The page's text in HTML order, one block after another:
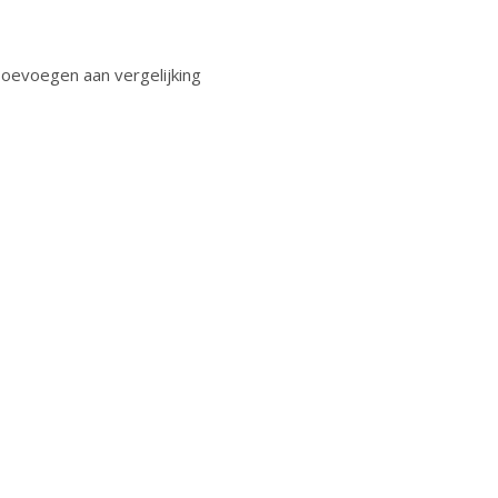
aan vergelijking